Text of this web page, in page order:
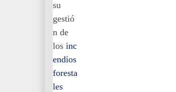
su
gestió
n de
los inc
endios
foresta
les